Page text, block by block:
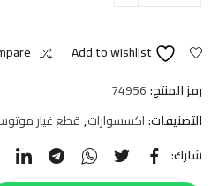
Add to wishlist
رمز المنتج:74956
التصنيفات:اكسسوارات,قطع غيار
شارك: